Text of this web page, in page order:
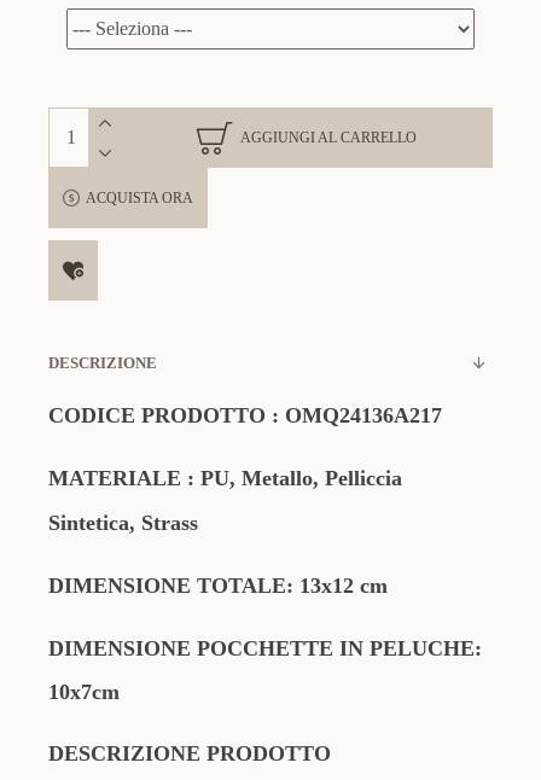
AGGIUNGI AL CARRELLO
ACQUISTA ORA
DESCRIZIONE
CODICE PRODOTTO : OMQ24136A217
MATERIALE : PU, Metallo, Pelliccia
Sintetica, Strass
DIMENSIONE TOTALE: 13x12 cm
DIMENSIONE POCCHETTE IN PELUCHE:
10x7cm
DESCRIZIONE PRODOTTO